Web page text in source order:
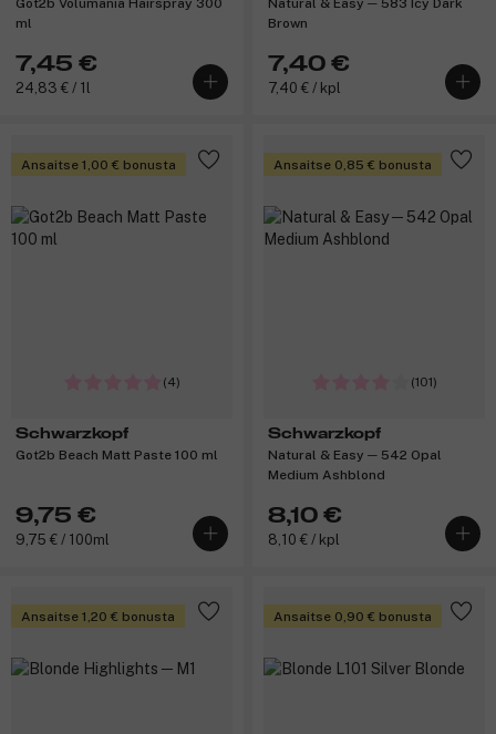
Got2b Volumania Hairspray 300
ml
7,45 €
24,83 € / 1l
Natural & Easy ─ 583 Icy Dark
Brown
7,40 €
7,40 € / kpl
Ansaitse 1,00 € bonusta
(4)
Schwarzkopf
Got2b Beach Matt Paste 100 ml
9,75 €
9,75 € / 100ml
Ansaitse 0,85 € bonusta
(101)
Schwarzkopf
Natural & Easy ─ 542 Opal
Medium Ashblond
8,10 €
8,10 € / kpl
Ansaitse 1,20 € bonusta Ansaitse 0,90 € bonusta